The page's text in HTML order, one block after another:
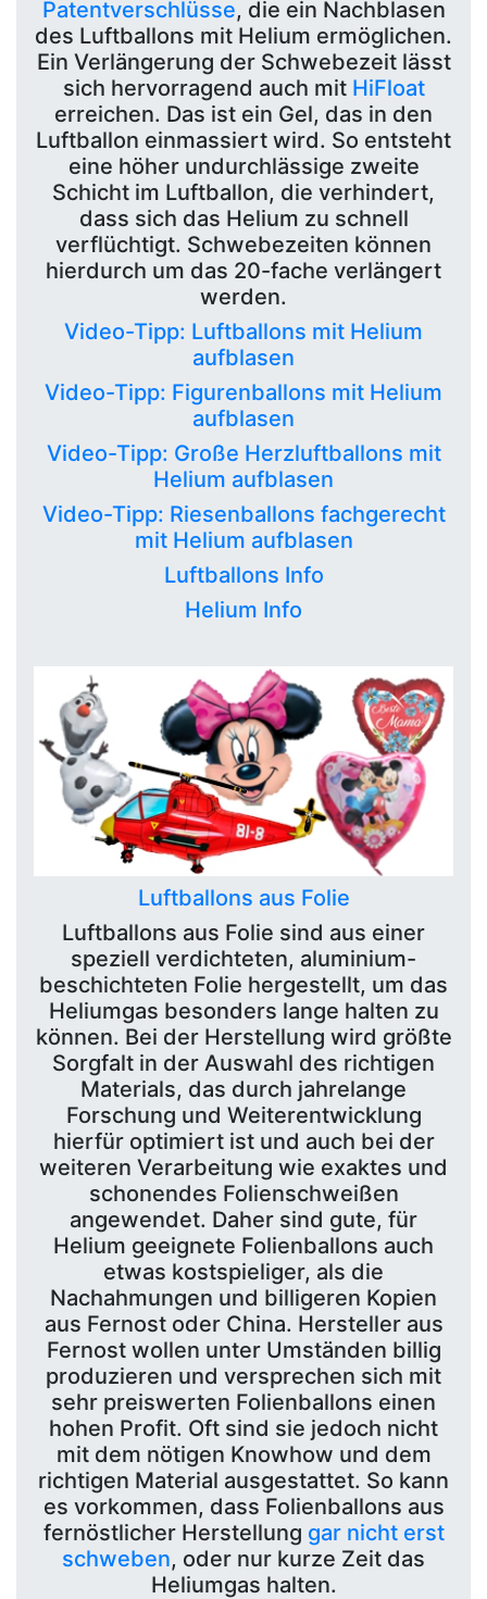
Patentverschlüsse, die ein Nachblasen
des Luftballons mit Helium ermöglichen.
Ein Verlängerung der Schwebezeit lässt
sich hervorragend auch mit HiFloat
erreichen. Das ist ein Gel, das in den
Luftballon einmassiert wird. So entsteht
eine höher undurchlässige zweite
Schicht im Luftballon, die verhindert,
dass sich das Helium zu schnell
verflüchtigt. Schwebezeiten können
hierdurch um das 20-fache verlängert
werden.
Video-Tipp: Luftballons mit Helium
aufblasen
Video-Tipp: Figurenballons mit Helium
aufblasen
Video-Tipp: Große Herzluftballons mit
Helium aufblasen
Video-Tipp: Riesenballons fachgerecht
mit Helium aufblasen
Luftballons Info
Helium Info
Luftballons aus Folie
Luftballons aus Folie sind aus einer
speziell verdichteten, aluminium-
beschichteten Folie hergestellt, um das
Heliumgas besonders lange halten zu
können. Bei der Herstellung wird größte
Sorgfalt in der Auswahl des richtigen
Materials, das durch jahrelange
Forschung und Weiterentwicklung
hierfür optimiert ist und auch bei der
weiteren Verarbeitung wie exaktes und
schonendes Folienschweißen
angewendet. Daher sind gute, für
Helium geeignete Folienballons auch
etwas kostspieliger, als die
Nachahmungen und billigeren Kopien
aus Fernost oder China. Hersteller aus
Fernost wollen unter Umständen billig
produzieren und versprechen sich mit
sehr preiswerten Folienballons einen
hohen Profit. Oft sind sie jedoch nicht
mit dem nötigen Knowhow und dem
richtigen Material ausgestattet. So kann
es vorkommen, dass Folienballons aus
fernöstlicher Herstellung gar nicht erst
schweben, oder nur kurze Zeit das
Heliumgas halten.